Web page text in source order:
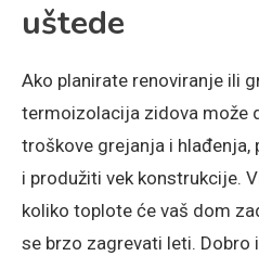
uštede
Ako planirate renoviranje ili
termoizolacija zidova može
troškove grejanja i
i produžiti vek konstrukcije.
koliko toplote će vaš dom
se brzo zagrevati leti.